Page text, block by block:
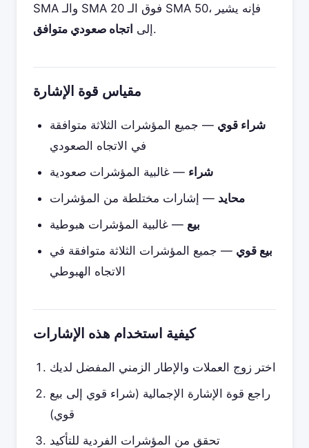
SMA والـ SMA 20 فوق الـ SMA 50، فإنه يشير
إلى اتجاه صعودي متوافق .
مقياس قوة الإشارة
شراء قوي — جميع المؤشرات الثلاثة متوافقة
في الاتجاه الصعودي
شراء — غالبية المؤشرات صعودية
محايد — إشارات مختلطة من المؤشرات
بيع — غالبية المؤشرات هبوطية
بيع قوي — جميع المؤشرات الثلاثة متوافقة في
الاتجاه الهبوطي
كيفية استخدام هذه الإشارات
اختر زوج العملات والإطار الزمني المفضل لديك
راجع قوة الإشارة الإجمالية (شراء قوي إلى بيع
قوي)
تحقق من المؤشرات الفردية للتأكيد